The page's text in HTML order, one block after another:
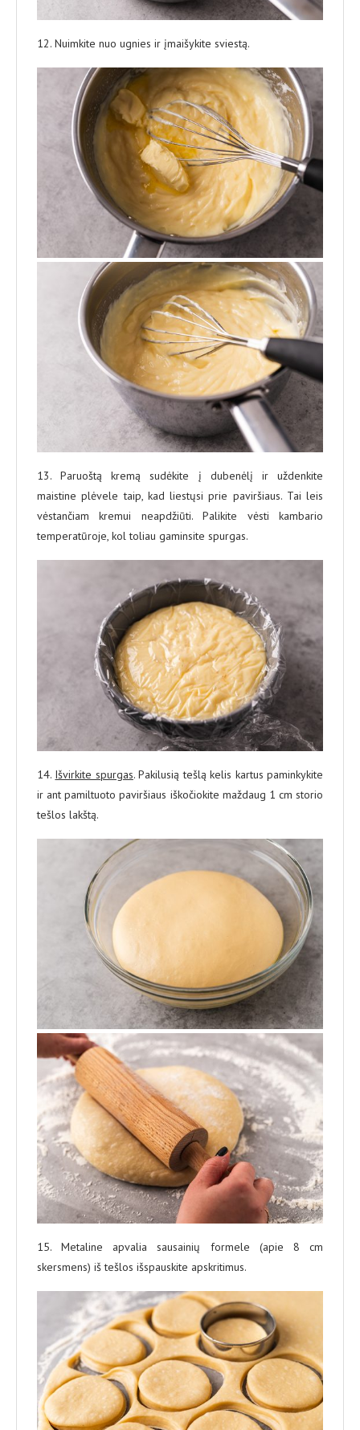
12. Nuimkite nuo ugnies ir įmaišykite sviestą.
13. Paruoštą kremą sudėkite į dubenėlį ir uždenkite
maistine plėvele taip, kad liestųsi prie paviršiaus. Tai leis
vėstančiam kremui neapdžiūti. Palikite vėsti kambario
temperatūroje, kol toliau gaminsite spurgas.
14. Išvirkite spurgas. Pakilusią tešlą kelis kartus paminkykite
ir ant pamiltuoto paviršiaus iškočiokite maždaug 1 cm storio
tešlos lakštą.
15. Metaline apvalia sausainių formele (apie 8 cm
skersmens) iš tešlos išspauskite apskritimus.